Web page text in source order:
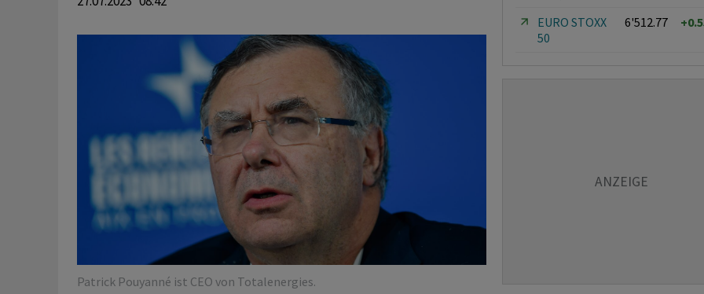
Patrick Pouyanné ist CEO von Totalenergies.
EURO STOXX
50
6'512.77